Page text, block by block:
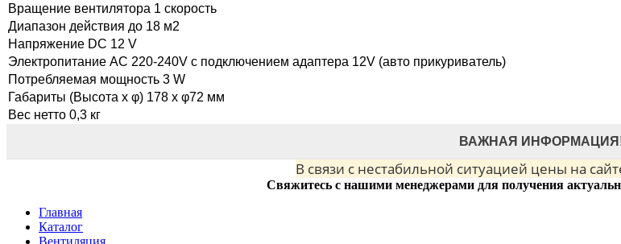
Вращение вентилятора 1 скорость
Диапазон действия до 18 м2
Напряжение DC 12 V
Электропитание AC 220-240V с подключением адаптера 12V (авто прикуриватель)
Потребляемая мощность 3 W
Габариты (Высота х φ) 178 x φ72 мм
Вес нетто 0,3 кг
ВАЖНАЯ
В связи с нестабильной ситуацией цены на
Свяжитесь с нашими менеджерами для получения
Главная
Каталог
Вентиляция